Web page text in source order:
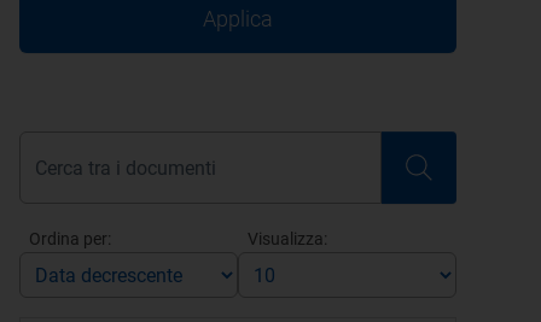
Applica
Ordina per: Visualizza: